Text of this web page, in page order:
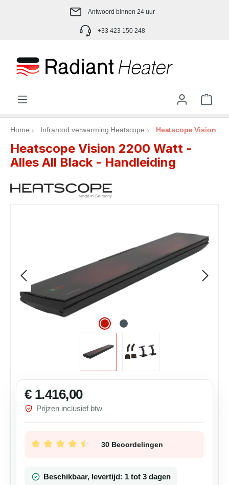
Ga naar de hoofdinhoudAntwoord binnen 24 uur
+33 423 150 248
Home Infrarood verwarming Heatscope Heatscope Vision
Heatscope Vision 2200 Watt -
Alles All Black - Handleiding
Normale prijs:
€ 1.416,00
Prijzen inclusief btw
Gemiddelde waardering van 4.57 van 5 sterren
30 Beoordelingen
Beschikbaar, levertijd: 1 tot 3 dagen